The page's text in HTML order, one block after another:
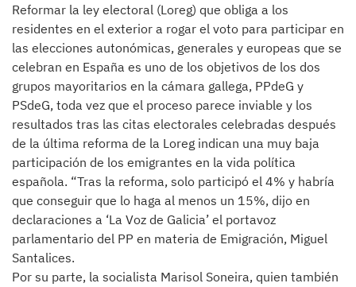
Reformar la ley electoral (Loreg) que obliga a los
residentes en el exterior a rogar el voto para participar en
las elecciones autonómicas, generales y europeas que se
celebran en España es uno de los objetivos de los dos
grupos mayoritarios en la cámara gallega, PPdeG y
PSdeG, toda vez que el proceso parece inviable y los
resultados tras las citas electorales celebradas después
de la última reforma de la Loreg indican una muy baja
participación de los emigrantes en la vida política
española. “Tras la reforma, solo participó el 4% y habría
que conseguir que lo haga al menos un 15%, dijo en
declaraciones a ‘La Voz de Galicia’ el portavoz
parlamentario del PP en materia de Emigración, Miguel
Santalices.
Por su parte, la socialista Marisol Soneira, quien también